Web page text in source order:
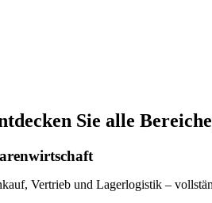
Sie alle
Vertrieb und Lagerlogistik –